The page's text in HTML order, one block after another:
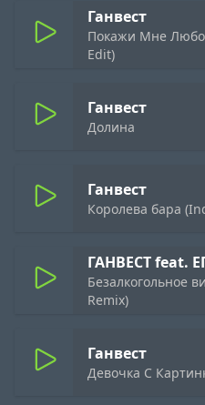
Ганвест
Покажи Мне
Edit)
Ганвест
Долина
Ганвест
Королева бара
ГАНВЕСТ feat.
Безалкогольное
Remix)
Ганвест
Девочка С